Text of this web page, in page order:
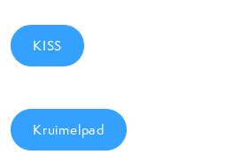
KISS
Kruimelpad